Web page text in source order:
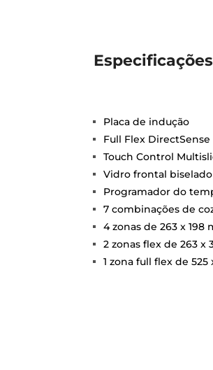
Especificações
Placa de indução
Full Flex DirectSense
Touch Control
Vidro frontal
Programador do
7 combinações de
4 zonas de 263 x 198
2 zonas flex de 263 x
1 zona full flex de 525